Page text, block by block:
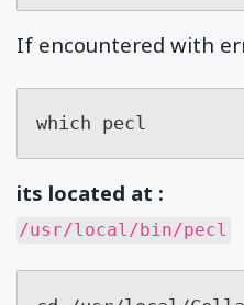
If encountered with
which pecl
its located at :
/usr/local/bin/pecl